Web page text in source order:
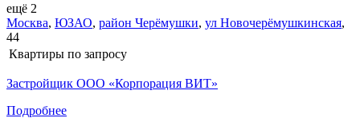
ещё 2
Москва, ЮЗАО, район Черёмушки, ул Новочерёмушкинская,
44
Квартиры по запросу
Застройщик ООО «Корпорация ВИТ»
Подробнее